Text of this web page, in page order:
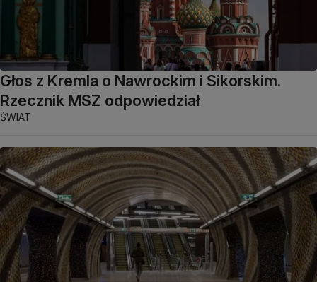
Głos z Kremla o Nawrockim i Sikorskim.
Rzecznik MSZ odpowiedział
ŚWIAT